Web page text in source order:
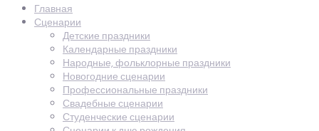
Главная
Сценарии
Детские праздники
Календарные праздники
Народные, фольклорные праздники
Новогодние сценарии
Профессиональные праздники
Свадебные сценарии
Студенческие сценарии